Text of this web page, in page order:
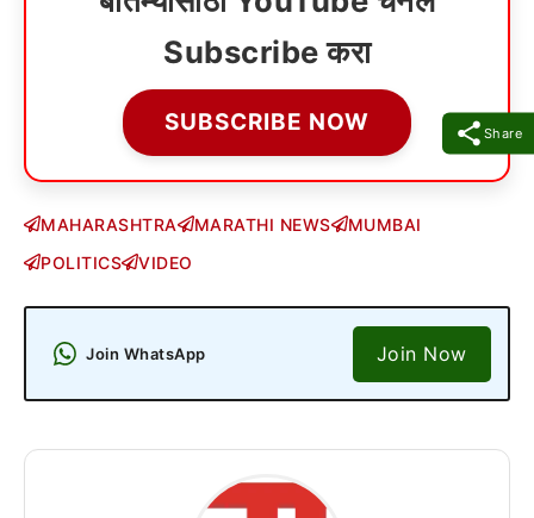
Share
Subscribe करा
SUBSCRIBE NOW
MAHARASHTRA MARATHI NEWS
MUMBAI
POLITICS
VIDEO
Join WhatsApp Join Now